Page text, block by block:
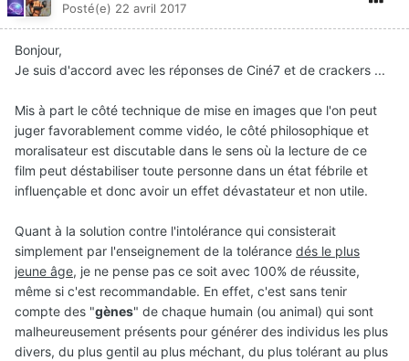
Posté(e) 22 avril 2017
Bonjour,
Je suis d'accord avec les réponses de Ciné7 et de crackers ...
Mis à part le côté technique de mise en images que l'on peut
juger favorablement comme vidéo, le côté philosophique et
moralisateur est discutable dans le sens où la lecture de ce
film peut déstabiliser toute personne dans un état fébrile et
influençable et donc avoir un effet dévastateur et non utile.
Quant à la solution contre l'intolérance qui consisterait
simplement par l'enseignement de la tolérance dés le plus
jeune âge, je ne pense pas ce soit avec 100% de réussite,
même si c'est recommandable. En effet, c'est sans tenir
compte des "gènes" de chaque humain (ou animal) qui sont
malheureusement présents pour générer des individus les plus
divers, du plus gentil au plus méchant, du plus tolérant au plus